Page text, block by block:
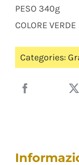
PESO 340g
COLORE VERDE
Categories: